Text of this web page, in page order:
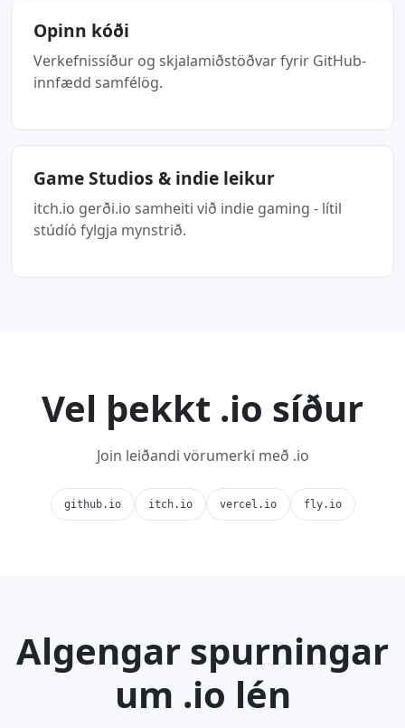
Opinn kóði
Verkefnissíður og skjalamiðstöðvar fyrir GitHub-
innfædd samfélög.
Game Studios & indie leikur
itch.io gerði.io samheiti við indie gaming - lítil
stúdíó fylgja mynstrið.
Vel þekkt .io síður
Join leiðandi vörumerki með .io
github.io itch.io vercel.io fly.io
Algengar spurningar
um .io lén